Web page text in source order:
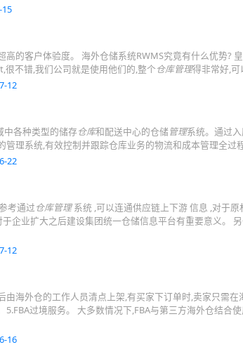
的客户体验度。 海外仓储系统RWMS究竟有什么优势?
不错,我们公司就是使用他们的,整个仓库管理得非常好,可
12
中各种类型的储存仓库和配送中心的仓储管理系统。通过
理系统,有效控制并跟踪仓库业务的物流和成本管理全过
22
考通过仓库管理系统 ,可以连通供应链上下游 信息 ,对于
企业扩大之后建设集团统一仓储信息平台有重要意义。
12
海外仓的工作人员清点上架,有买家下订单时,卖家只需在
过境服务。 大多数情况下,FBA与第三方海外仓结合
16